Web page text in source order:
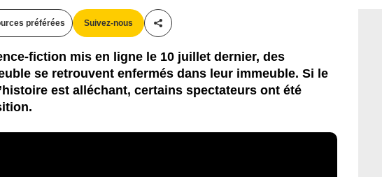
préférées Suivez-nous
Partager cet article
fiction mis en ligne le 10 juillet dernier, des
se retrouvent enfermés dans leur immeuble. Si le
est alléchant, certains spectateurs ont été